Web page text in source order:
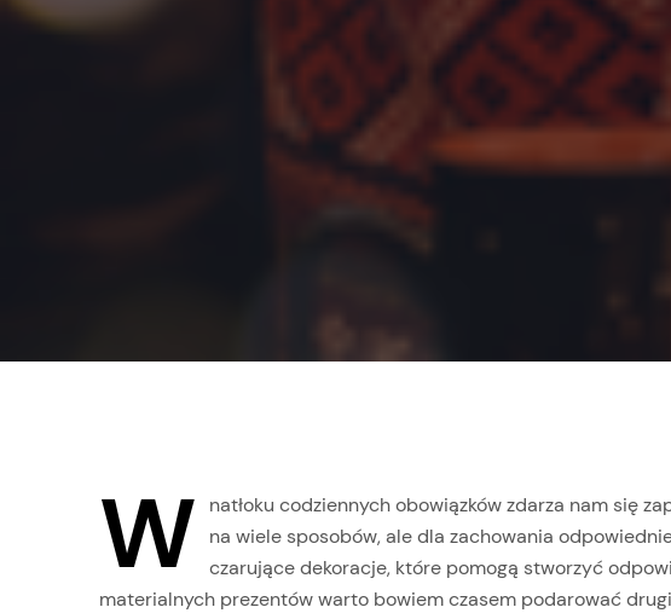
W natłoku codziennych obowiązków zdarza nam się
na wiele sposobów, ale dla zachowania
czarujące dekoracje, które pomogą stworzyć
materialnych prezentów warto bowiem czasem podarować